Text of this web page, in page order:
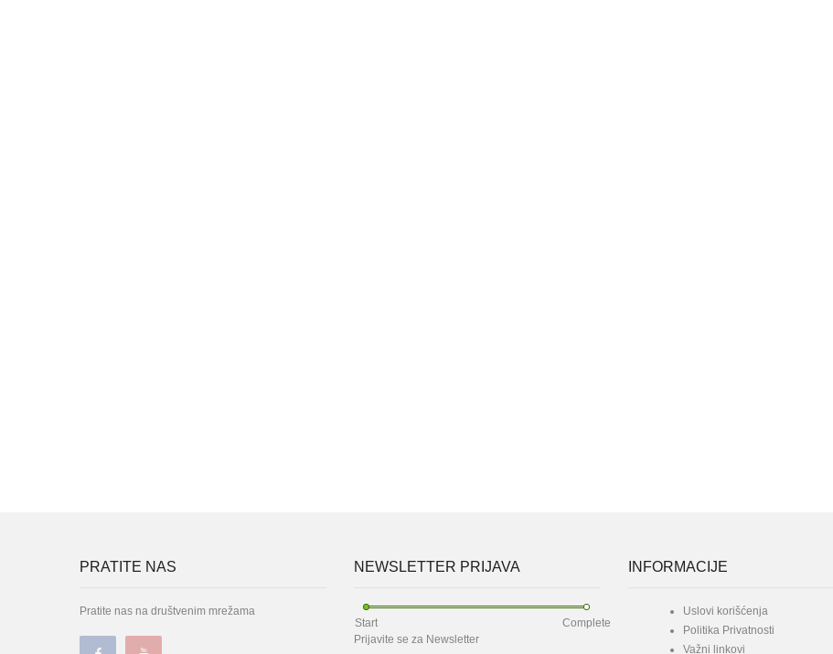
PRATITE NAS
Pratite nas na društvenim mrežama
NEWSLETTER PRIJAVA
Start
Complete
Prijavite se za Newsletter
INFORMACIJE
Uslovi korišćenja
Politika Privatnosti
Važni linkovi